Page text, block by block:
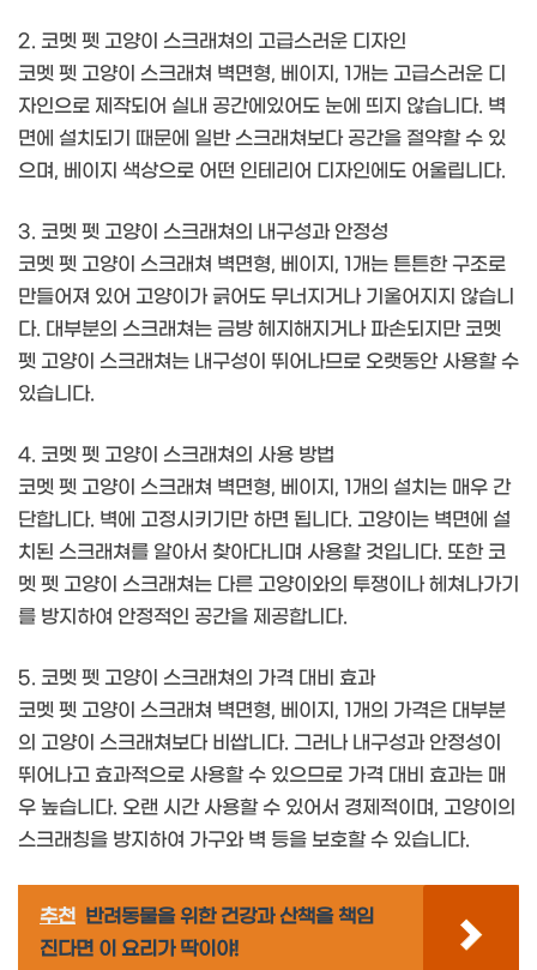
2. 코멧 펫 고양이 스크래쳐의 고급스러운 디자인
코멧 펫 고양이 스크래쳐 벽면형, 베이지, 1개는 고급스러운 디
자인으로 제작되어 실내 공간에있어도 눈에 띄지 않습니다. 벽
면에 설치되기 때문에 일반 스크래쳐보다 공간을 절약할 수 있
으며, 베이지 색상으로 어떤 인테리어 디자인에도 어울립니다.
3. 코멧 펫 고양이 스크래쳐의 내구성과 안정성
코멧 펫 고양이 스크래쳐 벽면형, 베이지, 1개는 튼튼한 구조로
만들어져 있어 고양이가 긁어도 무너지거나 기울어지지 않습니
다. 대부분의 스크래쳐는 금방 헤지해지거나 파손되지만 코멧
펫 고양이 스크래쳐는 내구성이 뛰어나므로 오랫동안 사용할 수
있습니다.
4. 코멧 펫 고양이 스크래쳐의 사용 방법
코멧 펫 고양이 스크래쳐 벽면형, 베이지, 1개의 설치는 매우 간
단합니다. 벽에 고정시키기만 하면 됩니다. 고양이는 벽면에 설
치된 스크래쳐를 알아서 찾아다니며 사용할 것입니다. 또한 코
멧 펫 고양이 스크래쳐는 다른 고양이와의 투쟁이나 헤쳐나가기
를 방지하여 안정적인 공간을 제공합니다.
5. 코멧 펫 고양이 스크래쳐의 가격 대비 효과
코멧 펫 고양이 스크래쳐 벽면형, 베이지, 1개의 가격은 대부분
의 고양이 스크래쳐보다 비쌉니다. 그러나 내구성과 안정성이
뛰어나고 효과적으로 사용할 수 있으므로 가격 대비 효과는 매
우 높습니다. 오랜 시간 사용할 수 있어서 경제적이며, 고양이의
스크래칭을 방지하여 가구와 벽 등을 보호할 수 있습니다.
추천 반려동물을 위한 건강과 산책을 책임
진다면 이 요리가 딱이야!